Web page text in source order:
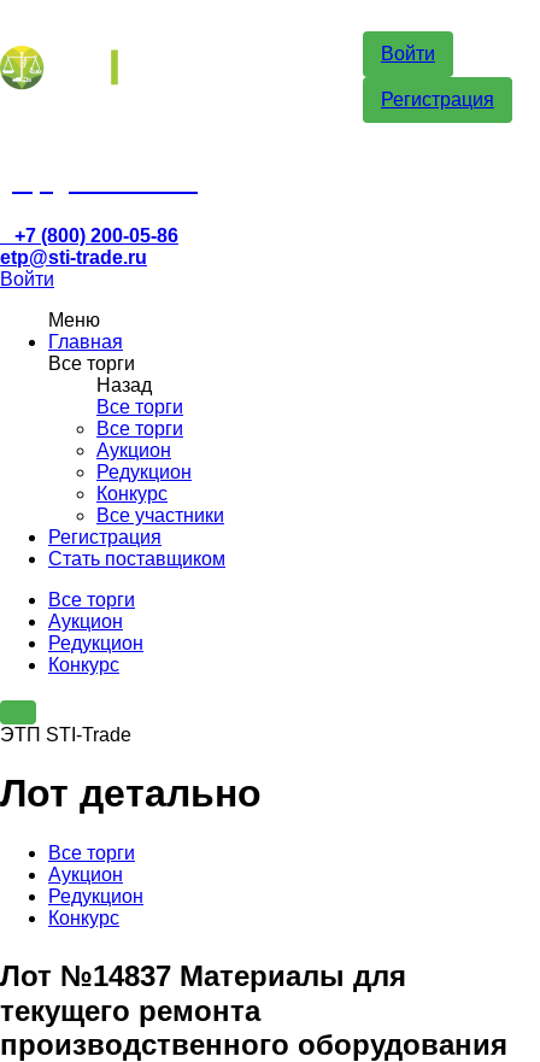
Войти
Регистрация
+7 (800) 200-05-86
etp@sti-trade.ru
Войти
Меню
Главная
Все торги
Назад
Все торги
Все торги
Аукцион
Редукцион
Конкурс
Все участники
Регистрация
Стать поставщиком
Все торги
Аукцион
Редукцион
Конкурс
ЭТП STI-Trade
Лот детально
Все торги
Аукцион
Редукцион
Конкурс
Лот №14837 Материалы для
текущего ремонта
производственного оборудования